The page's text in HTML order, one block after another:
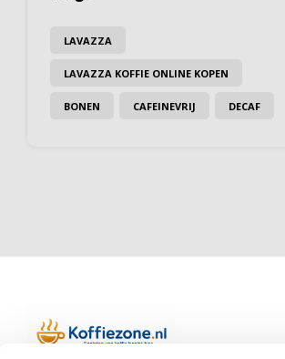
LAVAZZA
LAVAZZA KOFFIE ONLINE KOPEN
BONEN CAFEINEVRIJ DECAF